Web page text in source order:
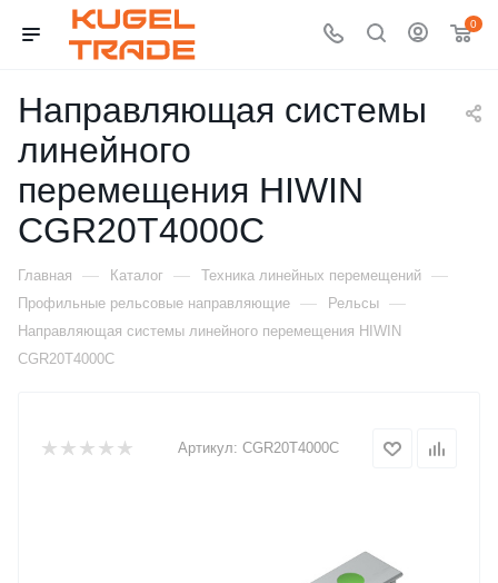
0
Направляющая системы
линейного
перемещения HIWIN
CGR20T4000C
Главная — Каталог — Техника линейных перемещений —
Профильные рельсовые направляющие — Рельсы —
Направляющая системы линейного перемещения HIWIN
CGR20T4000C
Артикул: CGR20T4000C